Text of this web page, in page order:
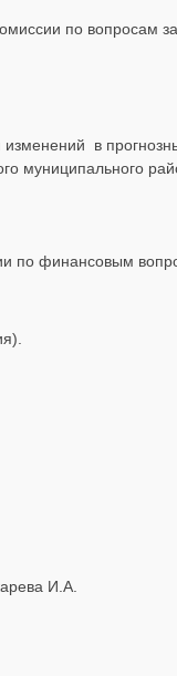
по вопросам
изменений
в
муниципального
по финансовым
И.А.